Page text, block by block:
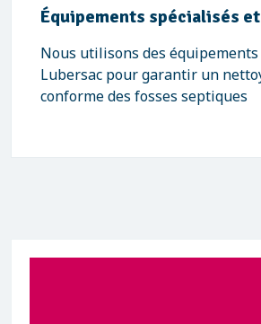
Équipements spécialisés
Nous utilisons des
Lubersac pour garantir un
conforme des fosses septiques